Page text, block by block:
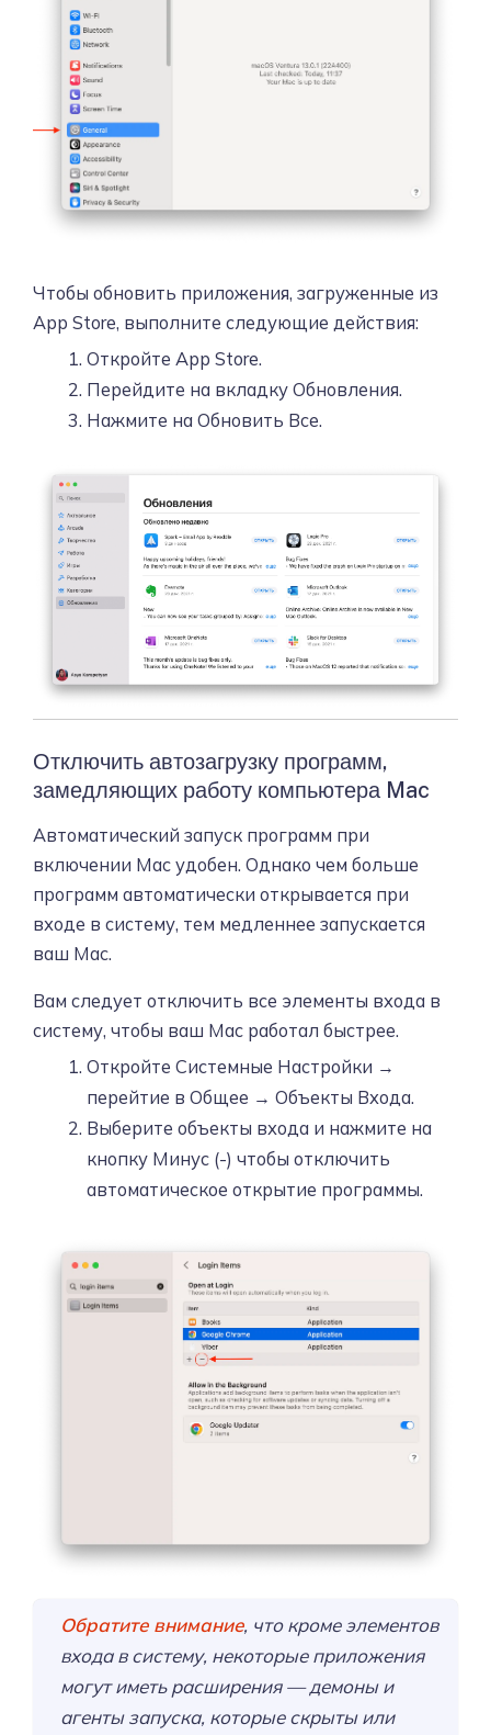
Чтобы обновить приложения, загруженные из
App Store, выполните следующие действия:
Откройте App Store.
Перейдите на вкладку Обновления.
Нажмите на Обновить Все.
Отключить автозагрузку программ,
замедляющих работу компьютера Mac
Автоматический запуск программ при
включении Mac удобен. Однако чем больше
программ автоматически открывается при
входе в систему, тем медленнее запускается
ваш Mac.
Вам следует отключить все элементы входа в
систему, чтобы ваш Mac работал быстрее.
Откройте Системные Настройки →
перейтие в Общее → Объекты Входа.
Выберите объекты входа и нажмите на
кнопку Минус (-) чтобы отключить
автоматическое открытие программы.
Обратите внимание, что кроме элементов
входа в систему, некоторые приложения
могут иметь расширения — демоны и
агенты запуска, которые скрыты или